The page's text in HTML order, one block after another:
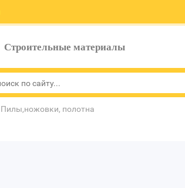
Строительные материалы
Пилы,ножовки, полотна